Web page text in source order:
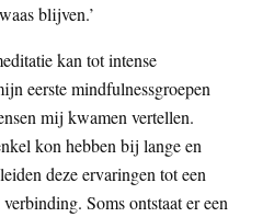
blijven.’
kan tot intense
eerste mindfulnessgroepen
mij kwamen vertellen.
kon hebben bij lange en
deze ervaringen tot een
Soms ontstaat er een